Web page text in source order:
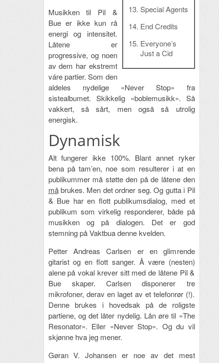
Special Agents
End Credits
Everyone’s
Just a Cid
Musikken til Pil &
Bue er ikke kun rå
energi og intensitet.
Låtene er
progressive, og noen
av dem har ekstremt
váre partier. Som den
aldeles nydelige «Never Stop» fra
sistealbumet. Skikkelig «boblemusikk». Så
vakkert, så sårt, men også så utrolig
energisk.
Dynamisk
Alt fungerer ikke 100%. Blant annet ryker
bena på tam’en, noe som resulterer i at en
publikummer må støtte den på de låtene den
måbrukes. Men det ordner seg. Og gutta i Pil
& Bue har en flott publikumsdialog, med et
publikum som virkelig responderer, både på
musikken og på dialogen. Det er god
stemning på Vaktbua denne kvelden.
Petter Andreas Carlsen er en glimrende
gitarist og en flott sanger. Å være (nesten)
alene på vokal krever sitt med de låtene Pil &
Bue skaper. Carlsen disponerer tre
mikrofoner, derav en laget av et telefonrør (!).
Denne brukes i hovedsak på de roligste
partiene, og det låter nydelig. Lån øre til «The
Resonator». Eller «Never Stop». Og du vil
skjønne hva jeg mener.
Gøran V. Johansen er noe av det mest